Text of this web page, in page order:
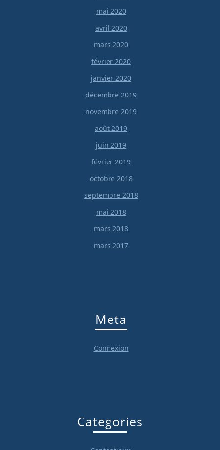
mai 2020
avril 2020
mars 2020
février 2020
janvier 2020
décembre 2019
novembre 2019
août 2019
juin 2019
février 2019
octobre 2018
septembre 2018
mai 2018
mars 2018
mars 2017
Meta
Connexion
Categories